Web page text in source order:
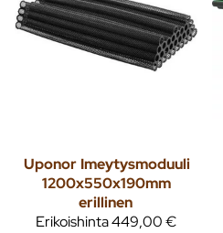
Uponor Imeytysmoduuli
1200x550x190mm
erillinen
Erikoishinta449,00 €